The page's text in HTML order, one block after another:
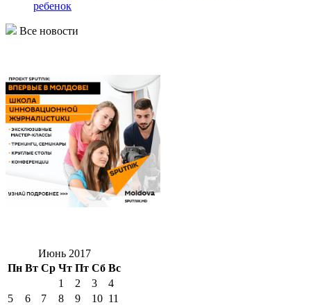
ребенок
Все новости
Июнь 2017
Пн Вт Ср Чт Пт Сб Вс
1 2 3
4
5
6 7 8 9 10 11